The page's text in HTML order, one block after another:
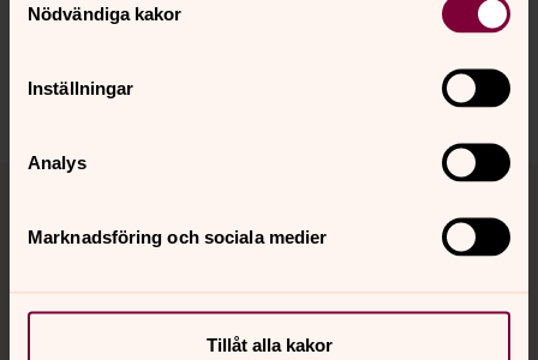
Nödvändiga kakor
Inställningar
Analys
Marknadsföring och sociala medier
Tillåt alla kakor
innehåll?
Dela
Tillbaka till toppen
Tillbaka till innehållet
Kontakt